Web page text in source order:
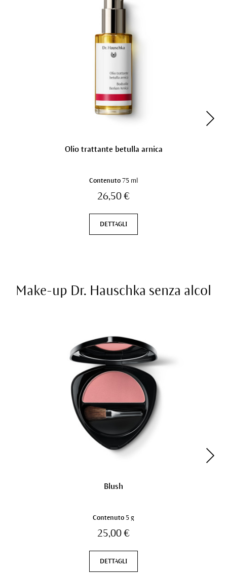
Olio trattante betulla arnica
Contenuto 75 ml
26,50 €
DETTAGLI
Make-up Dr. Hauschka senza alcol
Blush
Contenuto 5 g
25,00 €
DETTAGLI